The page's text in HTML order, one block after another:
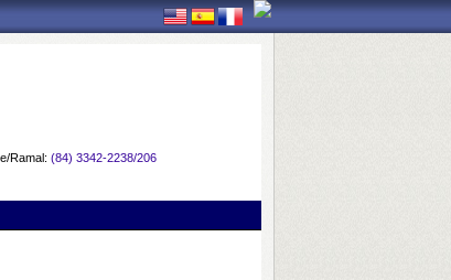
Ramal: (84) 3342-2238/206